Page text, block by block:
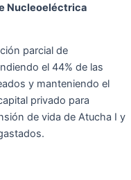
Nucleoeléctrica
parcial de
el 44% de las
y manteniendo el
privado para
de vida de Atucha I y